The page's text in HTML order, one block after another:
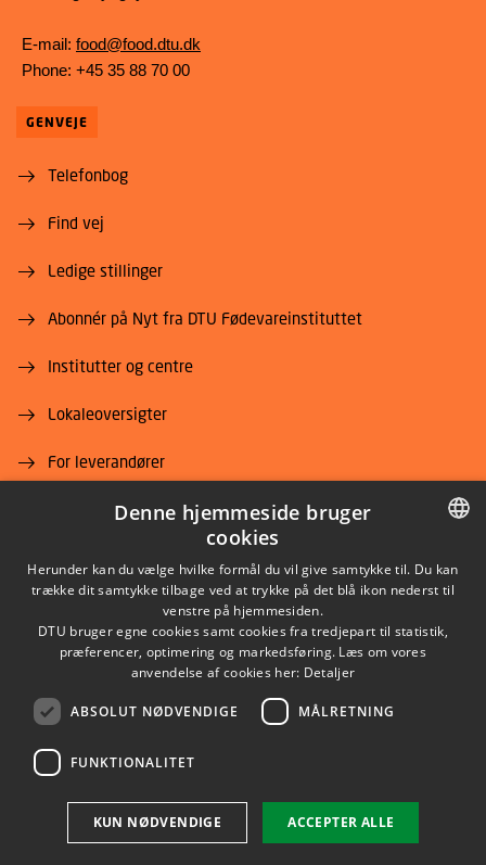
E-mail: food@food.dtu.dk
Phone: +45 35 88 70 00
GENVEJE
Telefonbog
Find vej
Ledige stillinger
Abonnér på Nyt fra DTU Fødevareinstituttet
Institutter og centre
Lokaleoversigter
For leverandører
Job og karriere
LINKEDIN
YOUTUBE
DANISH
ENGLISH
Denne hjemmeside bruger
cookies
Herunder kan du vælge hvilke formål du vil give samtykke til. Du kan
trække dit samtykke tilbage ved at trykke på det blå ikon nederst til
venstre på hjemmesiden.
DTU bruger egne cookies samt cookies fra tredjepart til statistik,
præferencer, optimering og markedsføring. Læs om vores
anvendelse af cookies her: Detaljer
ABSOLUT NØDVENDIGE MÅLRETNING
FUNKTIONALITET
ACCEPTER ALLE
KUN NØDVENDIGE